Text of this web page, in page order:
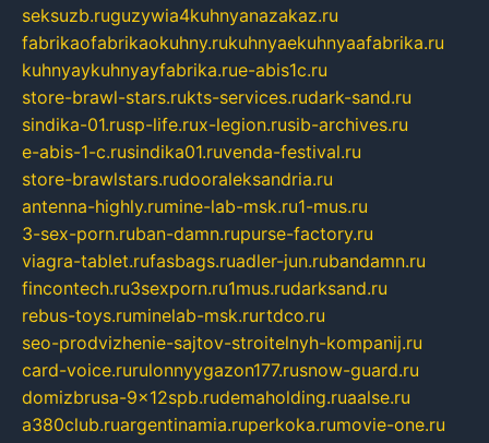
seksuzb.ruguzywia4kuhnyanazakaz.ru
fabrikaofabrikaokuhny.rukuhnyaekuhnyaafabrika.ru
kuhnyaykuhnyayfabrika.rue-abis1c.ru
store-brawl-stars.rukts-services.rudark-sand.ru
sindika-01.rusp-life.rux-legion.rusib-archives.ru
e-abis-1-c.rusindika01.ruvenda-festival.ru
store-brawlstars.rudooraleksandria.ru
antenna-highly.rumine-lab-msk.ru1-mus.ru
3-sex-porn.ruban-damn.rupurse-factory.ru
viagra-tablet.rufasbags.ruadler-jun.rubandamn.ru
fincontech.ru3sexporn.ru1mus.rudarksand.ru
rebus-toys.ruminelab-msk.rurtdco.ru
seo-prodvizhenie-sajtov-stroitelnyh-kompanij.ru
card-voice.rurulonnyygazon177.rusnow-guard.ru
domizbrusa-9x12spb.rudemaholding.ruaalse.ru
a380club.ruargentinamia.ruperkoka.rumovie-one.ru